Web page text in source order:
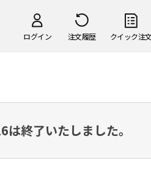
ログイン 注文履歴 クイック注文
は終了いたしました。